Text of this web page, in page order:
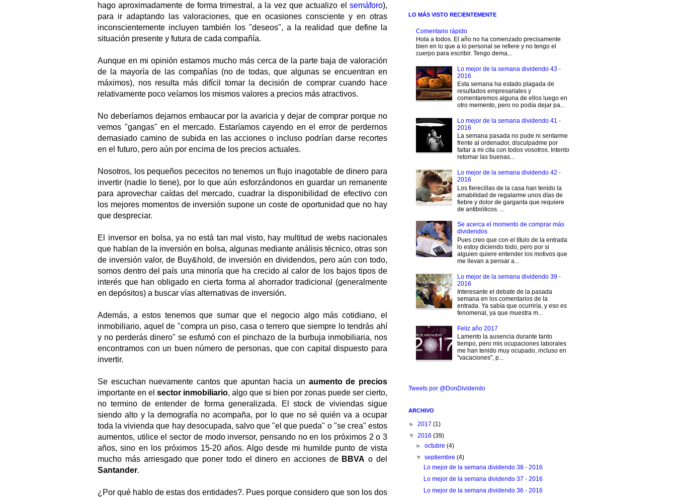
hago aproximadamente de forma trimestral, a la vez que actualizo el semáforo),
para ir adaptando las valoraciones, que en ocasiones consciente y en otras
inconscientemente incluyen también los "deseos", a la realidad que define la
situación presente y futura de cada compañía.
Aunque en mi opinión estamos mucho más cerca de la parte baja de valoración
de la mayoría de las compañías (no de todas, que algunas se encuentran en
máximos), nos resulta más difícil tomar la decisión de comprar cuando hace
relativamente poco veíamos los mismos valores a precios más atractivos.
No deberíamos dejarnos embaucar por la avaricia y dejar de comprar porque no
vemos "gangas" en el mercado. Estaríamos cayendo en el error de perdernos
demasiado camino de subida en las acciones o incluso podrían darse recortes
en el futuro, pero aún por encima de los precios actuales.
Nosotros, los pequeños pececitos no tenemos un flujo inagotable de dinero para
invertir (nadie lo tiene), por lo que aún esforzándonos en guardar un remanente
para aprovechar caídas del mercado, cuadrar la disponibilidad de efectivo con
los mejores momentos de inversión supone un coste de oportunidad que no hay
que despreciar.
El inversor en bolsa, ya no está tan mal visto, hay multitud de webs nacionales
que hablan de la inversión en bolsa, algunas mediante análisis técnico, otras son
de inversión valor, de Buy&hold, de inversión en dividendos, pero aún con todo,
somos dentro del país una minoría que ha crecido al calor de los bajos tipos de
interés que han obligado en cierta forma al ahorrador tradicional (generalmente
en depósitos) a buscar vías alternativas de inversión.
Además, a estos tenemos que sumar que el negocio algo más cotidiano, el
inmobiliario, aquel de "compra un piso, casa o terrero que siempre lo tendrás ahí
y no perderás dinero" se esfumó con el pinchazo de la burbuja inmobiliaria, nos
encontramos con un buen número de personas, que con capital dispuesto para
invertir.
Se escuchan nuevamente cantos que apuntan hacia un aumento de precios
importante en el sector inmobiliario, algo que si bien por zonas puede ser cierto,
no termino de entender de forma generalizada. El stock de viviendas sigue
siendo alto y la demografía no acompaña, por lo que no sé quién va a ocupar
toda la vivienda que hay desocupada, salvo que "el que pueda" o "se crea" estos
aumentos, utilice el sector de modo inversor, pensando no en los próximos 2 o 3
años, sino en los próximos 15-20 años. Algo desde mi humilde punto de vista
mucho más arriesgado que poner todo el dinero en acciones de BBVA o del
Santander.
¿Por qué hablo de estas dos entidades?. Pues porque considero que son los dos
LO MÁS VISTO RECIENTEMENTE
Comentario rápido
Hola a todos. El año no ha comenzado precisamente
bien en lo que a lo personal se refiere y no tengo el
cuerpo para escribir. Tengo dema...
Lo mejor de la semana dividendo 43 -
2016
Esta semana ha estado plagada de
resultados empresariales y
comentaremos alguna de ellos luego en
otro memento, pero no podía dejar pa...
Lo mejor de la semana dividendo 41 -
2016
La semana pasada no pude ni sentarme
frente al ordenador, disculpadme por
faltar a mi cita con todos vosotros. Intento
retomar las buenas...
Lo mejor de la semana dividendo 42 -
2016
Los fierecillas de la casa han tenido la
amabilidad de regalarme unos días de
fiebre y dolor de garganta que requiere
de antibióticos. ...
Se acerca el momento de comprar más
dividendos
Pues creo que con el título de la entrada
lo estoy diciendo todo, pero por si
alguien quiere entender los motivos que
me llevan a pensar a...
Lo mejor de la semana dividendo 39 -
2016
Interesante el debate de la pasada
semana en los comentarios de la
entrada. Ya sabía que ocurriría, y eso es
fenomenal, ya que muestra m...
Feliz año 2017
Lamento la ausencia durante tanto
tiempo, pero mis ocupaciones laborales
me han tenido muy ocupado, incluso en
"vacaciones", p...
Tweets por @DonDividendo
ARCHIVO
► 2017 (1)
▼ 2016 (39)
►octubre(4)
▼septiembre(4)
Lo mejor de la semana dividendo 38 - 2016
Lo mejor de la semana dividendo 37 - 2016
Lo mejor de la semana dividendo 36 - 2016